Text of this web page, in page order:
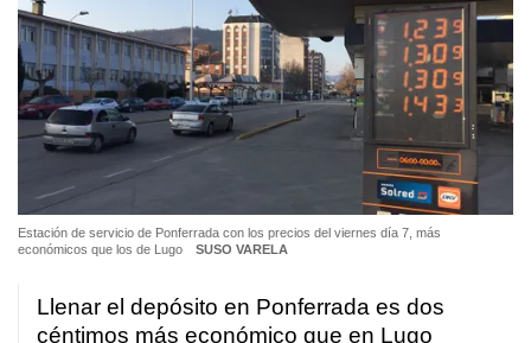
Estación de servicio de Ponferrada con los precios del viernes día 7, más
económicos que los de Lugo
SUSO VARELA
Llenar el depósito en Ponferrada es dos
céntimos más económico que en Lugo